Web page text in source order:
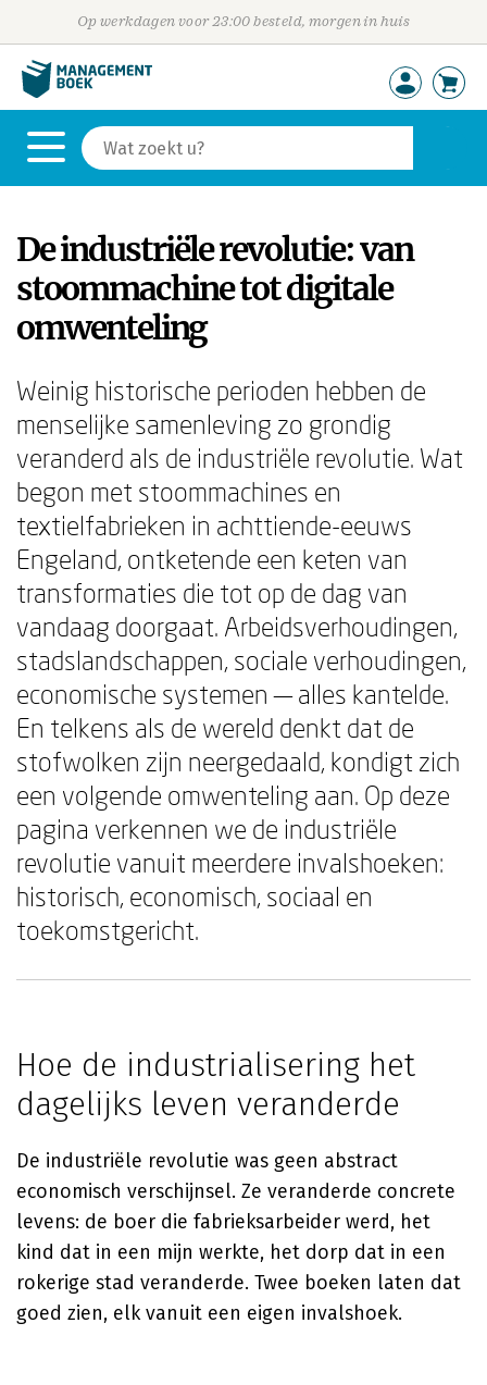
Op werkdagen voor 23:00 besteld, morgen in huis
De industriële revolutie: van
stoommachine tot digitale
omwenteling
Weinig historische perioden hebben de
menselijke samenleving zo grondig
veranderd als de industriële revolutie. Wat
begon met stoommachines en
textielfabrieken in achttiende-eeuws
Engeland, ontketende een keten van
transformaties die tot op de dag van
vandaag doorgaat. Arbeidsverhoudingen,
stadslandschappen, sociale verhoudingen,
economische systemen — alles kantelde.
En telkens als de wereld denkt dat de
stofwolken zijn neergedaald, kondigt zich
een volgende omwenteling aan. Op deze
pagina verkennen we de industriële
revolutie vanuit meerdere invalshoeken:
historisch, economisch, sociaal en
toekomstgericht.
Hoe de industrialisering het
dagelijks leven veranderde
De industriële revolutie was geen abstract
economisch verschijnsel. Ze veranderde concrete
levens: de boer die fabrieksarbeider werd, het
kind dat in een mijn werkte, het dorp dat in een
rokerige stad veranderde. Twee boeken laten dat
goed zien, elk vanuit een eigen invalshoek.